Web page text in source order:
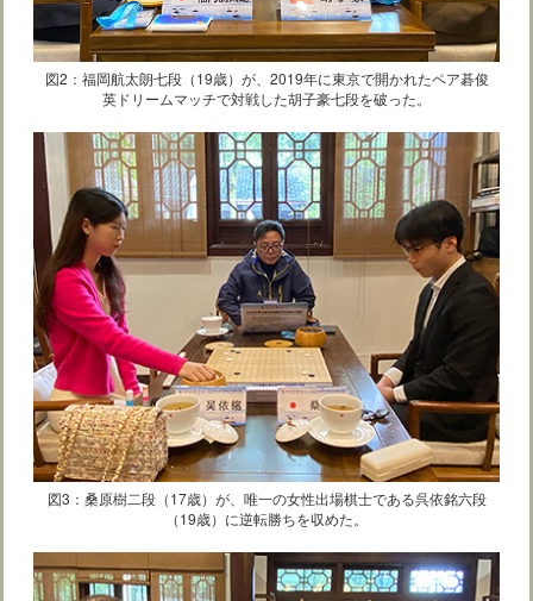
図2：福岡航太朗七段（19歳）が、2019年に東京で開かれたペア碁俊
英ドリームマッチで対戦した胡子豪七段を破った。
図3：桑原樹二段（17歳）が、唯一の女性出場棋士である呉依銘六段
（19歳）に逆転勝ちを収めた。